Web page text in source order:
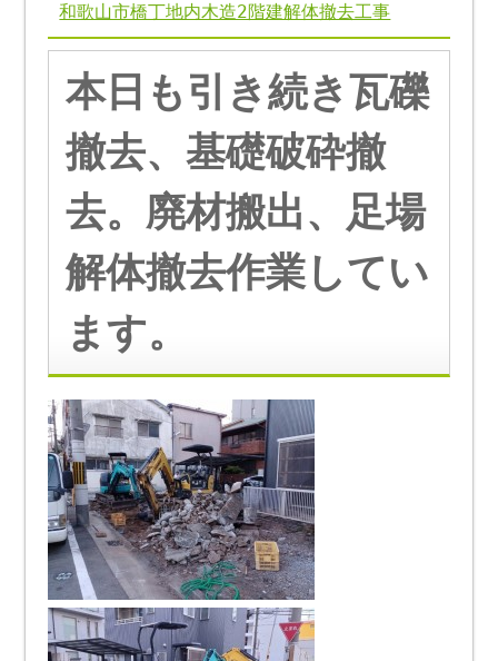
和歌山市橋丁地内木造2階建解体撤去工事
本日も引き続き瓦礫
撤去、基礎破砕撤
去。廃材搬出、足場
解体撤去作業してい
ます。